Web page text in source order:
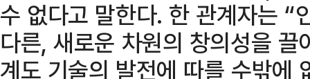
수 없다고 말한다. 한 관계자는 “
다른, 새로운 차원의 창의성을
계도 기술의 발전에 따를 수밖에